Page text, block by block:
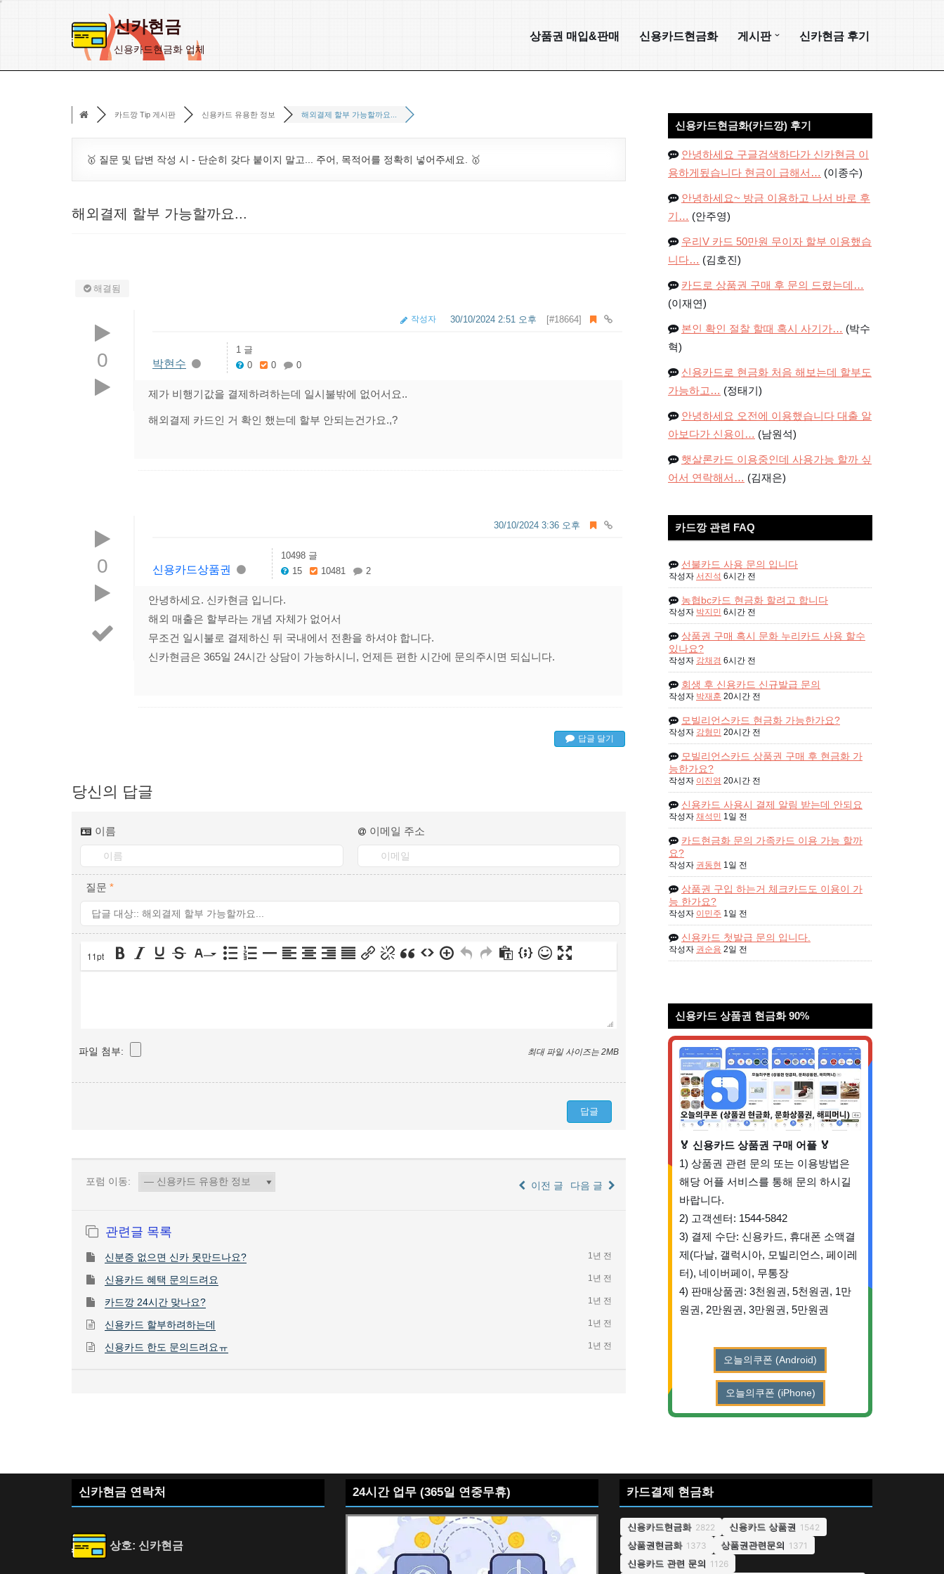
신카현금
신용카드현금화 업체
상품권 매입&판매 신용카드현금화 게시판 신카현금 후기
카드깡 Tip 게시판 신용카드 유용한 정보 해외결제 할부 가능할까요...
🥇 질문 및 답변 작성 시 - 단순히 갖다 붙이지 말고... 주어, 목적어를 정확히 넣어주세요. 🥇
해외결제 할부 가능할까요...
해결됨
0
[#18664]
30/10/2024 2:51 오후
작성자
박현수
1 글
0
0 0
제가 비행기값을 결제하려하는데 일시불밖에 없어서요..
해외결제 카드인 거 확인 했는데 할부 안되는건가요.,?
0
30/10/2024 3:36 오후
신용카드상품권
10498 글
15
10481 2
안녕하세요. 신카현금 입니다.
해외 매출은 할부라는 개념 자체가 없어서
무조건 일시불로 결제하신 뒤 국내에서 전환을 하셔야 합니다.
신카현금은 365일 24시간 상담이 가능하시니, 언제든 편한 시간에 문의주시면 되십니다.
답글 달기
당신의 답글
이름 이메일 주소
질문 *
11pt
파일 첨부: 최대 파일 사이즈는 2MB
포럼 이동: 이전 글 다음 글
관련글 목록
신분증 없으면 신카 못만드나요? 1년 전
신용카드 혜택 문의드려요 1년 전
카드깡 24시간 맞나요? 1년 전
신용카드 할부하려하는데 1년 전
신용카드 한도 문의드려요ㅠ 1년 전
신용카드현금화(카드깡) 후기
안녕하세요 구글검색하다가 신카현금 이
용하게됬습니다 현금이 급해서… (이종수)
안녕하세요~ 방금 이용하고 나서 바로 후
기… (안주영)
우리V 카드 50만원 무이자 할부 이용했습
니다… (김호진)
카드로 상품권 구매 후 문의 드렸는데…
(이재연)
본인 확인 절찰 할때 혹시 사기가… (박수
혁)
신용카드로 현금화 처음 해보는데 할부도
가능하고… (정태기)
안녕하세요 오전에 이용했습니다 대출 알
아보다가 신용이… (남원석)
햇살론카드 이용중인데 사용가능 할까 싶
어서 연락해서… (김재은)
카드깡 관련 FAQ
선불카드 사용 문의 입니다
작성자 서진석 6시간 전
농협bc카드 현금화 할려고 합니다
작성자 박지민 6시간 전
상품권 구매 혹시 문화 누리카드 사용 할수
있나요?
작성자 강채경 6시간 전
회생 후 신용카드 신규발급 문의
작성자 박재훈 20시간 전
모빌리언스카드 현금화 가능한가요?
작성자 강형민 20시간 전
모빌리언스카드 상품권 구매 후 현금화 가
능한가요?
작성자 이진영 20시간 전
신용카드 사용시 결제 알림 받는데 안되요
작성자 채석민 1일 전
카드현금화 문의 가족카드 이용 가능 할까
요?
작성자 권동현 1일 전
상품권 구입 하는거 체크카드도 이용이 가
능 한가요?
작성자 이민주 1일 전
신용카드 첫발급 문의 입니다.
작성자 권순용 2일 전
신용카드 상품권 현금화 90%
🏅 신용카드 상품권 구매 어플 🏅
1) 상품권 관련 문의 또는 이용방법은
해당 어플 서비스를 통해 문의 하시길
바랍니다.
2) 고객센터: 1544-5842
3) 결제 수단: 신용카드, 휴대폰 소액결
제(다날, 갤럭시아, 모빌리언스, 페이레
터), 네이버페이, 무통장
4) 판매상품권: 3천원권, 5천원권, 1만
원권, 2만원권, 3만원권, 5만원권
오늘의쿠폰 (Android)
오늘의쿠폰 (iPhone)
신카현금 연락처
상호: 신카현금
24시간 업무 (365일 연중무휴) 카드결제 현금화
신용카드현금화 2822 신용카드 상품권 1542
상품권현금화 1373 상품권관련문의 1371
신용카드 관련 문의 1126